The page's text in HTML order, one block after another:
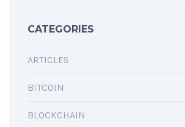
CATEGORIES
ARTICLES
BITCOIN
BLOCKCHAIN